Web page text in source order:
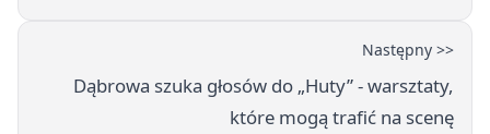
Następny >>
Dąbrowa szuka głosów do „Huty” - warsztaty,
które mogą trafić na scenę